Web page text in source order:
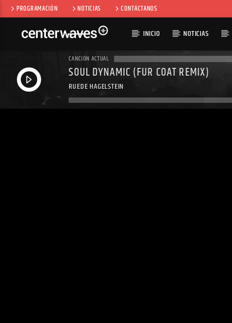
PROGRAMACIÓN NOTICIAS CONTÁCTANOS
INICIO NOTICIAS
CANCIÓN ACTUAL
SOUL DYNAMIC (FUR COAT REMIX)
RUEDE HAGELSTEIN